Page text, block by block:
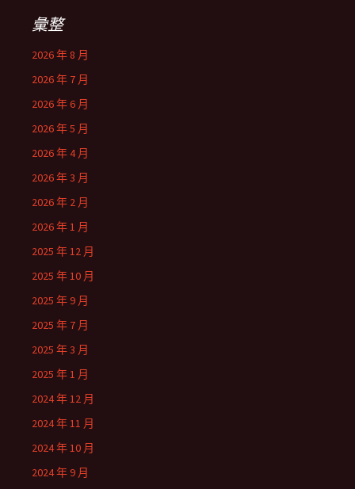
彙整
2026 年 8 月
2026 年 7 月
2026 年 6 月
2026 年 5 月
2026 年 4 月
2026 年 3 月
2026 年 2 月
2026 年 1 月
2025 年 12 月
2025 年 10 月
2025 年 9 月
2025 年 7 月
2025 年 3 月
2025 年 1 月
2024 年 12 月
2024 年 11 月
2024 年 10 月
2024 年 9 月